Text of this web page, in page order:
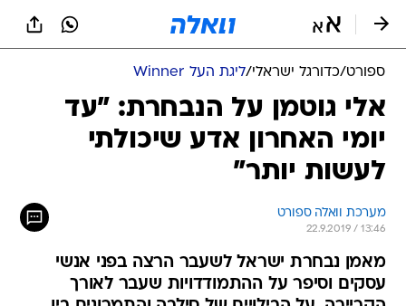
ספורט/כדורגל ישראלי/ליגת העל Winner
אלי גוטמן על הנבחרת: "עד
יומי האחרון אדע שיכולתי
לעשות יותר"
מערכת וואלה ספורט
22.9.2019 / 13:46
מאמן נבחרת ישראל לשעבר הרצה בפני אנשי
עסקים וסיפר על ההתמודדויות שעבר לאורך